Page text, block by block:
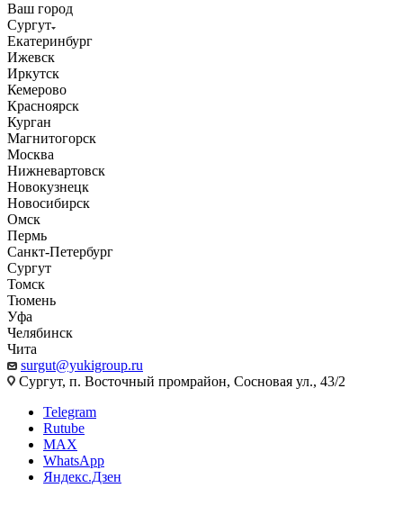
Ваш город
Сургут
Екатеринбург
Ижевск
Иркутск
Кемерово
Красноярск
Курган
Магнитогорск
Москва
Нижневартовск
Новокузнецк
Новосибирск
Омск
Пермь
Санкт-Петербург
Сургут
Томск
Тюмень
Уфа
Челябинск
Чита
surgut@yukigroup.ru
Сургут, п. Восточный промрайон, Сосновая ул., 43/2
Telegram
Rutube
MAX
WhatsApp
Яндекс.Дзен